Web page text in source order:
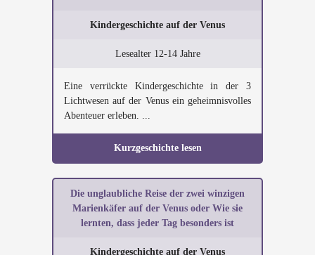
Kindergeschichte auf der Venus
Lesealter 12-14 Jahre
Eine verrückte Kindergeschichte in der 3
Lichtwesen auf der Venus ein geheimnisvolles
Abenteuer erleben. ...
Kurzgeschichte lesen
Die unglaubliche Reise der zwei winzigen
Marienkäfer auf der Venus oder Wie sie
lernten, dass jeder Tag besonders ist
Kindergeschichte auf der Venus